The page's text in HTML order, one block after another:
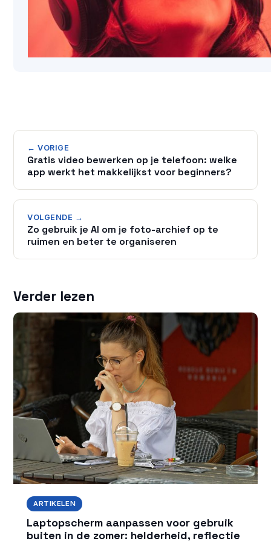
← VORIGE
Gratis video bewerken op je telefoon: welke
app werkt het makkelijkst voor beginners?
VOLGENDE →
Zo gebruik je AI om je foto-archief op te
ruimen en beter te organiseren
Verder lezen
ARTIKELEN
Laptopscherm aanpassen voor gebruik
buiten in de zomer: helderheid, reflectie